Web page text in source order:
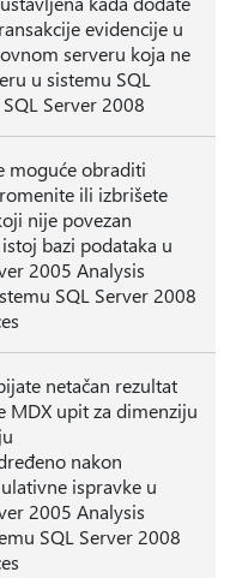
evidencije u
serveru koja ne
u sistemu SQL
Server 2008
moguće obraditi
ili izbrišete
nije povezan
bazi podataka u
2005 Analysis
SQL Server 2008
netačan rezultat
MDX upit za dimenziju
nakon
ispravke u
2005 Analysis
SQL Server 2008